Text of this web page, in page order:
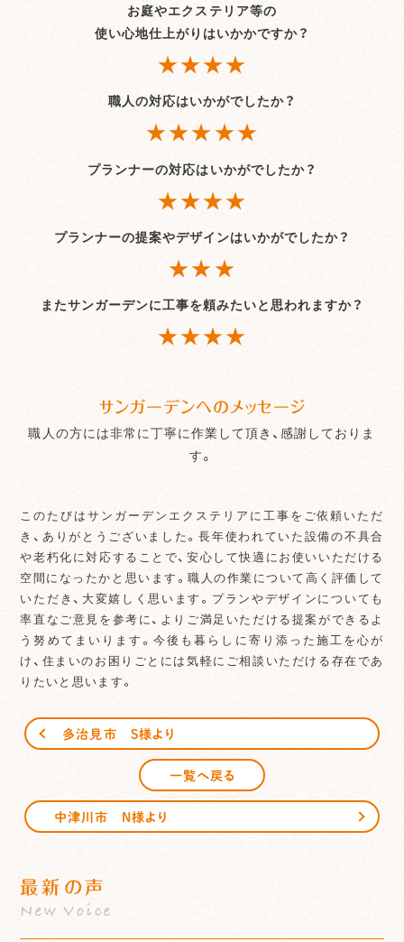
お庭やエクステリア等の
使い心地仕上がりはいかかですか？
★★★★
職人の対応はいかがでしたか？
★★★★★
プランナーの対応はいかがでしたか？
★★★★
プランナーの提案やデザインはいかがでしたか？
★★★
またサンガーデンに工事を頼みたいと思われますか？
★★★★
サンガーデンへのメッセージ
職人の方には非常に丁寧に作業して頂き、感謝しておりま
す。
このたびはサンガーデンエクステリアに工事をご依頼いただ
き、ありがとうございました。長年使われていた設備の不具合
や老朽化に対応することで、安心して快適にお使いいただける
空間になったかと思います。職人の作業について高く評価して
いただき、大変嬉しく思います。プランやデザインについても
率直なご意見を参考に、よりご満足いただける提案ができるよ
う努めてまいります。今後も暮らしに寄り添った施工を心が
け、住まいのお困りごとには気軽にご相談いただける存在であ
りたいと思います。
多治見市 Ｓ様より
一覧へ戻る
中津川市 Ｎ様より
最新の声
New Voice